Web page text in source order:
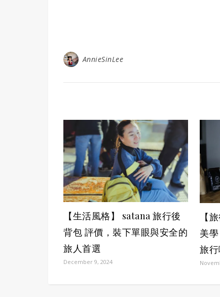
AnnieSinLee
【生活風格】 satana 旅行後
背包 評價，裝下單眼與安全的
旅人首選
December 9, 2024
【
美
旅